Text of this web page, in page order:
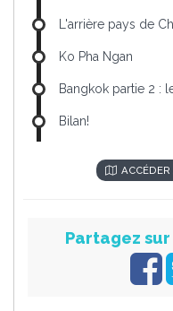
L'arrière pays de
Ko Pha Ngan
Bangkok partie 2 :
Bilan!
Partagez